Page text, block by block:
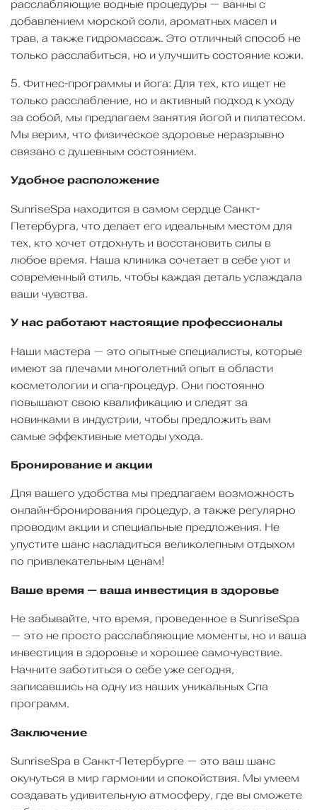
расслабляющие водные процедуры — ванны с
добавлением морской соли, ароматных масел и
трав, а также гидромассаж. Это отличный способ не
только расслабиться, но и улучшить состояние кожи.
5. Фитнес-программы и йога: Для тех, кто ищет не
только расслабление, но и активный подход к уходу
за собой, мы предлагаем занятия йогой и пилатесом.
Мы верим, что физическое здоровье неразрывно
связано с душевным состоянием.
Удобное расположение
SunriseSpa находится в самом сердце Санкт-
Петербурга, что делает его идеальным местом для
тех, кто хочет отдохнуть и восстановить силы в
любое время. Наша клиника сочетает в себе уют и
современный стиль, чтобы каждая деталь услаждала
ваши чувства.
У нас работают настоящие профессионалы
Наши мастера — это опытные специалисты, которые
имеют за плечами многолетний опыт в области
косметологии и спа-процедур. Они постоянно
повышают свою квалификацию и следят за
новинками в индустрии, чтобы предложить вам
самые эффективные методы ухода.
Бронирование и акции
Для вашего удобства мы предлагаем возможность
онлайн-бронирования процедур, а также регулярно
проводим акции и специальные предложения. Не
упустите шанс насладиться великолепным отдыхом
по привлекательным ценам!
Ваше время — ваша инвестиция в здоровье
Не забывайте, что время, проведенное в SunriseSpa
— это не просто расслабляющие моменты, но и ваша
инвестиция в здоровье и хорошее самочувствие.
Начните заботиться о себе уже сегодня,
записавшись на одну из наших уникальных Cпа
программ.
Заключение
SunriseSpa в Санкт-Петербурге — это ваш шанс
окунуться в мир гармонии и спокойствия. Мы умеем
создавать удивительную атмосферу, где вы сможете